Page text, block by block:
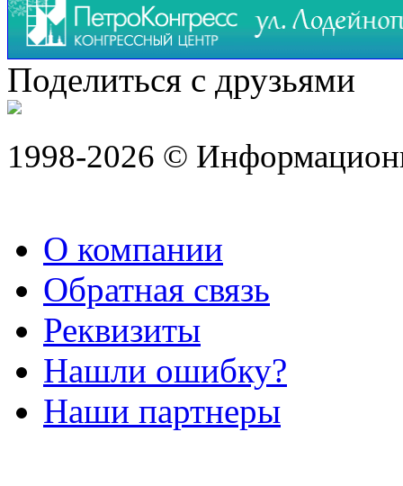
Поделиться с друзьями
1998-2026 ©
О компании
Обратная связь
Реквизиты
Нашли ошибку?
Наши партнеры